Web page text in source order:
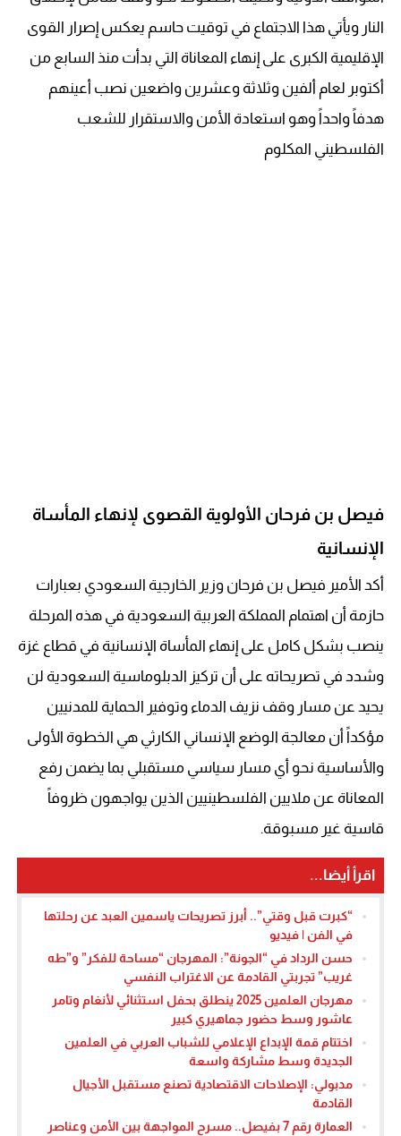
النار ويأتي هذا الاجتماع في توقيت حاسم يعكس إصرار القوى
الإقليمية الكبرى على إنهاء المعاناة التي بدأت منذ السابع من
أكتوبر لعام ألفين وثلاثة وعشرين واضعين نصب أعينهم
هدفاً واحداً وهو استعادة الأمن والاستقرار للشعب
الفلسطيني المكلوم
فيصل بن فرحان الأولوية القصوى لإنهاء المأساة
الإنسانية
أكد الأمير فيصل بن فرحان وزير الخارجية السعودي بعبارات
حازمة أن اهتمام المملكة العربية السعودية في هذه المرحلة
ينصب بشكل كامل على إنهاء المأساة الإنسانية في قطاع غزة
وشدد في تصريحاته على أن تركيز الدبلوماسية السعودية لن
يحيد عن مسار وقف نزيف الدماء وتوفير الحماية للمدنيين
مؤكداً أن معالجة الوضع الإنساني الكارثي هي الخطوة الأولى
والأساسية نحو أي مسار سياسي مستقبلي بما يضمن رفع
المعاناة عن ملايين الفلسطينيين الذين يواجهون ظروفاً
قاسية غير مسبوقة.
اقرأ أيضا...
“كبرت قبل وقتي”.. أبرز تصريحات ياسمين العبد عن رحلتها
في الفن | فيديو
حسن الرداد في “الجونة”: المهرجان “مساحة للفكر” و”طه
غريب” تجربتي القادمة عن الاغتراب النفسي
مهرجان العلمين 2025 ينطلق بحفل استثنائي لأنغام وتامر
عاشور وسط حضور جماهيري كبير
اختتام قمة الإبداع الإعلامي للشباب العربي في العلمين
الجديدة وسط مشاركة واسعة
مدبولي: الإصلاحات الاقتصادية تصنع مستقبل الأجيال
القادمة
العمارة رقم 7 بفيصل.. مسرح المواجهة بين الأمن وعناصر